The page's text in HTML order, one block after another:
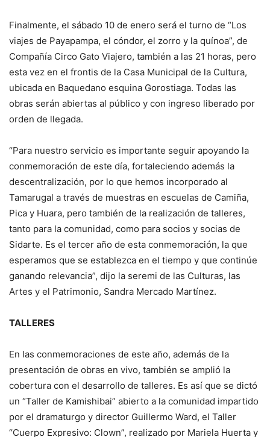
Finalmente, el sábado 10 de enero será el turno de “Los
viajes de Payapampa, el cóndor, el zorro y la quínoa”, de
Compañía Circo Gato Viajero, también a las 21 horas, pero
esta vez en el frontis de la Casa Municipal de la Cultura,
ubicada en Baquedano esquina Gorostiaga. Todas las
obras serán abiertas al público y con ingreso liberado por
orden de llegada.
“Para nuestro servicio es importante seguir apoyando la
conmemoración de este día, fortaleciendo además la
descentralización, por lo que hemos incorporado al
Tamarugal a través de muestras en escuelas de Camiña,
Pica y Huara, pero también de la realización de talleres,
tanto para la comunidad, como para socios y socias de
Sidarte. Es el tercer año de esta conmemoración, la que
esperamos que se establezca en el tiempo y que continúe
ganando relevancia”, dijo la seremi de las Culturas, las
Artes y el Patrimonio, Sandra Mercado Martínez.
TALLERES
En las conmemoraciones de este año, además de la
presentación de obras en vivo, también se amplió la
cobertura con el desarrollo de talleres. Es así que se dictó
un “Taller de Kamishibai” abierto a la comunidad impartido
por el dramaturgo y director Guillermo Ward, el Taller
“Cuerpo Expresivo: Clown”, realizado por Mariela Huerta y